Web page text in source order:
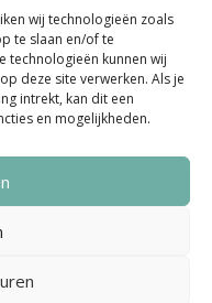
wij technologieën zoals
te slaan en/of te
technologieën kunnen wij
deze site verwerken. Als je
intrekt, kan dit een
en mogelijkheden.
uur